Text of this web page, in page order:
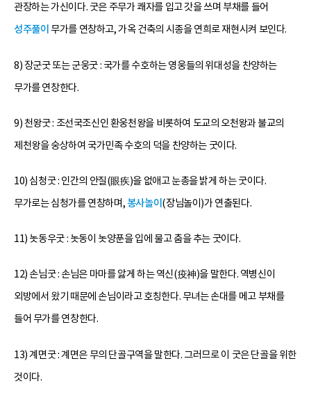
관장하는 가신이다. 굿은 주무가 쾌자를 입고 갓을 쓰며 부채를 들어
성주풀이 무가를 연창하고, 가옥 건축의 시종을 연희로 재현시켜 보인다.
8) 장군굿 또는 군웅굿 : 국가를 수호하는 영웅들의 위대성을 찬양하는
무가를 연창한다.
9) 천왕굿 : 조선국조신인 환웅천왕을 비롯하여 도교의 오천왕과 불교의
제천왕을 숭상하여 국가민족 수호의 덕을 찬양하는 굿이다.
10) 심청굿 : 인간의 안질(眼疾)을 없애고 눈총을 밝게 하는 굿이다.
무가로는 심청가를 연창하며, 봉사놀이 (장님놀이)가 연출된다.
11) 놋동우굿 : 놋동이 놋양푼을 입에 물고 춤을 추는 굿이다.
12) 손님굿 : 손님은 마마를 앓게 하는 역신(疫神)을 말한다. 역병신이
외방에서 왔기 때문에 손님이라고 호칭한다. 무녀는 손대를 메고 부채를
들어 무가를 연창한다.
13) 계면굿 : 계면은 무의 단골구역을 말한다. 그러므로 이 굿은 단골을 위한
것이다.